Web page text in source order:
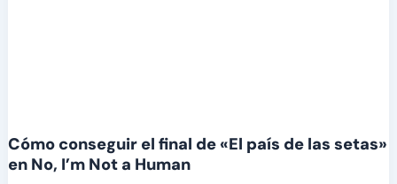
Cómo conseguir el final de «El país de las setas»
en No, I’m Not a Human